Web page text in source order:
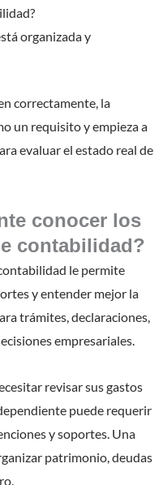
organizada y
correctamente, la
un requisito y empieza a
evaluar el estado real de
conocer los
contabilidad?
le permite
y entender mejor la
trámites, declaraciones,
empresariales.
revisar sus gastos
puede requerir
y soportes. Una
patrimonio, deudas